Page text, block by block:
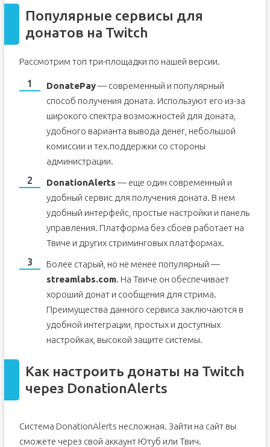
Популярные сервисы для
донатов на Twitch
Рассмотрим топ три-площадки по нашей версии.
DonatePay— современный и популярный
способ получения доната. Используют его из-за
широкого спектра возможностей для доната,
удобного варианта вывода денег, небольшой
комиссии и тех.поддержки со стороны
администрации.
DonationAlerts — еще один современный и
удобный сервис для получения доната. В нем
удобный интерфейс, простые настройки и панель
управления. Платформа без сбоев работает на
Твиче и других стриминговых платформах.
Более старый, но не менее популярный —
streamlabs.com. На Твиче он обеспечивает
хороший донат и сообщения для стрима.
Преимущества данного сервиса заключаются в
удобной интеграции, простых и доступных
настройках, высокой защите системы.
Как настроить донаты на Twitch
через DonationAlerts
Система DonationAlerts несложная. Зайти на сайт вы
сможете через свой аккаунт Ютуб или Твич.